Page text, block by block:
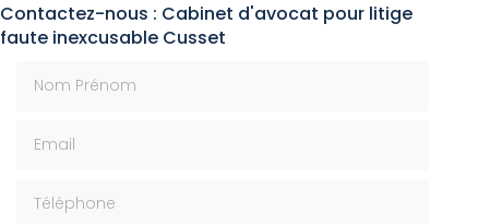
Contactez-nous : Cabinet d'avocat pour litige
faute inexcusable Cusset